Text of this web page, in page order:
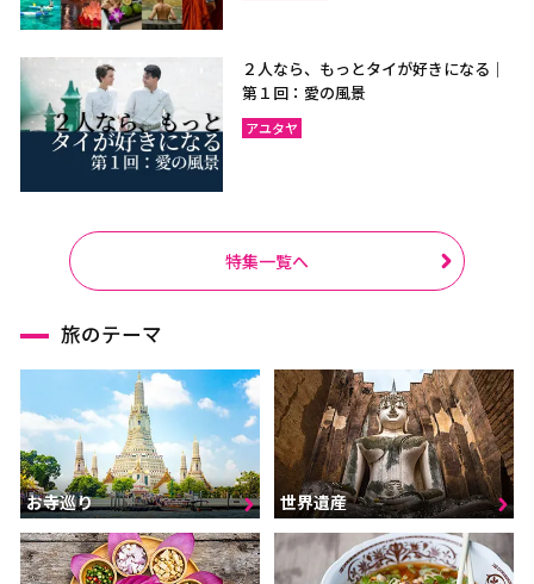
２人なら、もっとタイが好きになる｜
第１回：愛の風景
アユタヤ
特集一覧へ
旅のテーマ
お寺巡り 世界遺産